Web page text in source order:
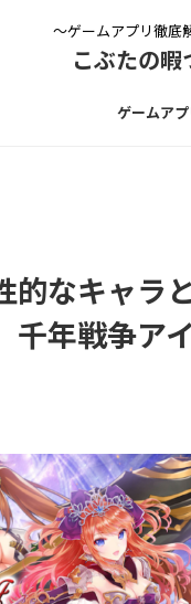
〜ゲームアプリ徹底
こぶたの暇
ゲームアプ
的なキャラ
千年戦争ア